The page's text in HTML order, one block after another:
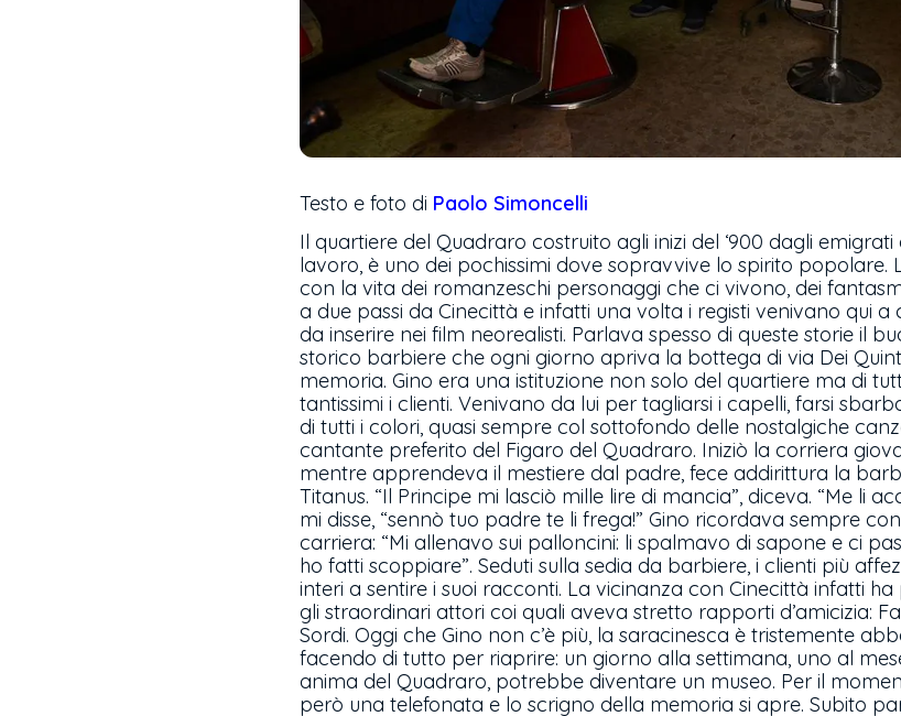
Testo e foto di Paolo Simoncelli
Il quartiere del Quadraro costruito agli inizi del ‘900 dagli
lavoro, è uno dei pochissimi dove sopravvive lo spirito popolare.
con la vita dei romanzeschi personaggi che ci vivono, dei
a due passi da Cinecittà e infatti una volta i registi venivano qui
da inserire nei film neorealisti. Parlava spesso di queste storie il
storico barbiere che ogni giorno apriva la bottega di via Dei
memoria. Gino era una istituzione non solo del quartiere ma di
tantissimi i clienti. Venivano da lui per tagliarsi i capelli, farsi
di tutti i colori, quasi sempre col sottofondo delle nostalgiche
cantante preferito del Figaro del Quadraro. Iniziò la corriera
mentre apprendeva il mestiere dal padre, fece addirittura la
Titanus. “Il Principe mi lasciò mille lire di mancia”, diceva. “Me li
mi disse, “sennò tuo padre te li frega!” Gino ricordava sempre
carriera: “Mi allenavo sui palloncini: li spalmavo di sapone e ci
ho fatti scoppiare”. Seduti sulla sedia da barbiere, i clienti più
interi a sentire i suoi racconti. La vicinanza con Cinecittà infatti
gli straordinari attori coi quali aveva stretto rapporti d’amicizia:
Sordi. Oggi che Gino non c’è più, la saracinesca è tristemente
facendo di tutto per riaprire: un giorno alla settimana, uno al
anima del Quadraro, potrebbe diventare un museo. Per il
però una telefonata e lo scrigno della memoria si apre. Subito